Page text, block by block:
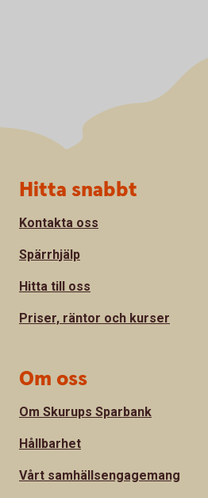
Sidfot
Hitta snabbt
Kontakta oss
Spärrhjälp
Hitta till oss
Priser, räntor och kurser
Om oss
Om Skurups Sparbank
Hållbarhet
Vårt samhällsengagemang